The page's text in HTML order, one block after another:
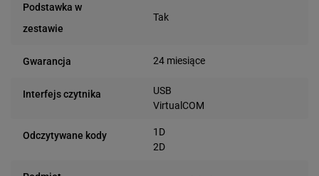
Podstawka w
zestawie
Tak
Gwarancja 24 miesiące
Interfejs czytnika
USB
VirtualCOM
Odczytywane kody
1D
2D